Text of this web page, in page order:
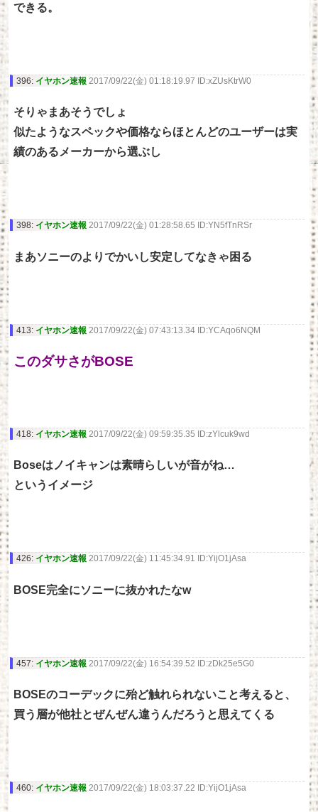
できる。
396: イヤホン速報 2017/09/22(金) 01:18:19.97 ID:xZUsKtrW0
そりゃまあそうでしょ
似たようなスペックや価格ならほとんどのユーザーは実
績のあるメーカーから選ぶし
398: イヤホン速報 2017/09/22(金) 01:28:58.65 ID:YN5fTnRSr
まあソニーのよりでかいし安定してなきゃ困る
413: イヤホン速報 2017/09/22(金) 07:43:13.34 ID:YCAqo6NQM
このダサさがBOSE
418: イヤホン速報 2017/09/22(金) 09:59:35.35 ID:zYlcuk9wd
Boseはノイキャンは素晴らしいが音がね…
というイメージ
426: イヤホン速報 2017/09/22(金) 11:45:34.91 ID:YijO1jAsa
BOSE完全にソニーに抜かれたなw
457: イヤホン速報 2017/09/22(金) 16:54:39.52 ID:zDk25e5G0
BOSEのコーデックに殆ど触れられないこと考えると、
買う層が他社とぜんぜん違うんだろうと思えてくる
460: イヤホン速報 2017/09/22(金) 18:03:37.22 ID:YijO1jAsa